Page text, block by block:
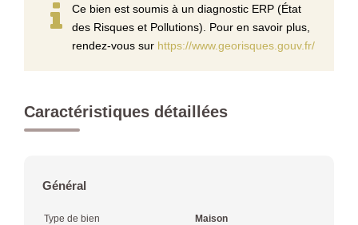
Ce bien est soumis à un diagnostic ERP (État
des Risques et Pollutions). Pour en savoir plus,
rendez-vous sur https://www.georisques.gouv.fr/
Caractéristiques détaillées
Général
Type de bien Maison